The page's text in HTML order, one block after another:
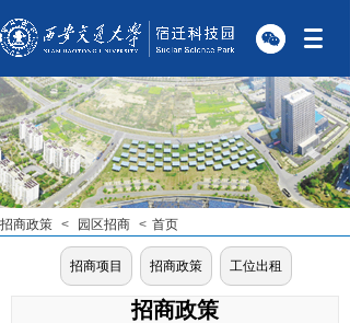
招商项目 招商政策 工位出租
招商政策 < 园区招商 < 首页
招商政策